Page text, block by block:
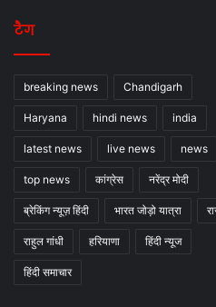
टैग
breaking news Chandigarh
Haryana hindi news india
latest news live news news
top news कांग्रेस नरेंद्र मोदी
ब्रेकिंग न्यूज़ हिंदी भारत जोड़ो यात्रा
राहुल गांधी हरियाणा हिंदी न्यूज
हिंदी समाचार